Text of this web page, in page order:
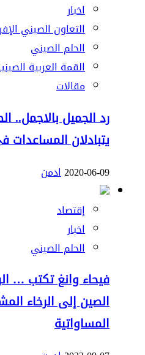
اخبار
التعاون الصيني
الحلم الصيني
القمة العربية
مقالات
رد الجميل بالاجمل..
يتبادلان المساعدات
2020-06-09ادمن
إقتصاد
اخبار
الحلم الصيني
فيحاء وانغ تكتب …
الصين إلى الرخاء
المساواتية